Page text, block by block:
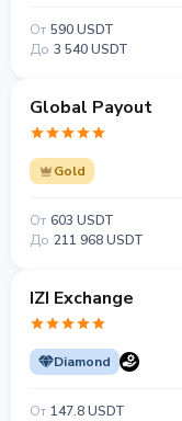
От 590 USDT
До 3 540 USDT
Global Payout
Gold
От 603 USDT
До 211 968 USDT
IZI Exchange
Diamond
От 147.8 USDT